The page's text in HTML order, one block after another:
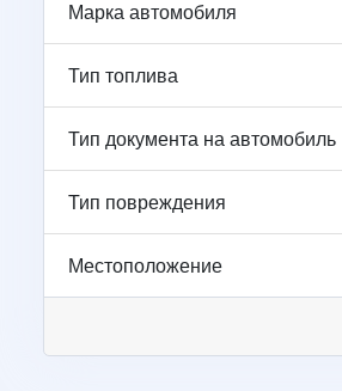
Марка автомобиля
Тип топлива
Тип документа на автомобиль
Тип повреждения
Местоположение